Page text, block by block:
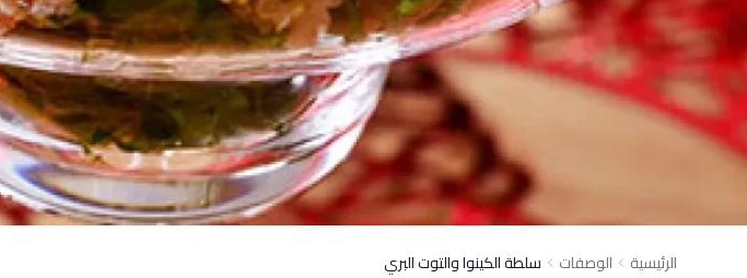
الرئيسية الوصفات سلطة الكينوا والتوت البري